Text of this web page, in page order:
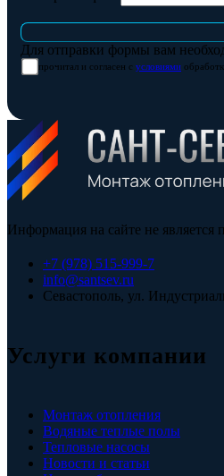
Для отправки формы вам
прочитал и согласен с условиями
Информация на сайте не
+7 (978) 515-999-7
info@santsev.ru
Севастополь, ул.
Услуги компании
Монтаж отопления
Водяные теплые полы
Тепловые насосы
Новости и статьи